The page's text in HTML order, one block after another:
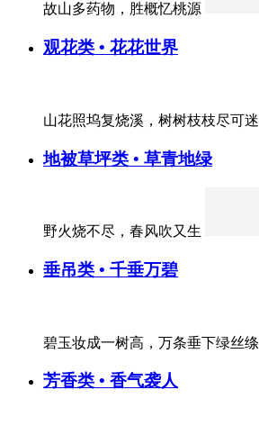
故山多药物，胜概忆桃源
观花类 • 花花世界
山花照坞复烧溪，树树枝枝尽可迷
地被草坪类 • 草青地绿
野火烧不尽，春风吹又生
垂吊类 • 千垂万碧
碧玉妆成一树高，万条垂下绿丝绦
芳香类 • 香气袭人